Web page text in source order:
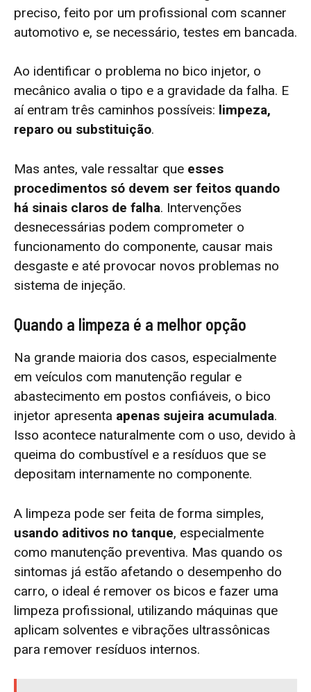
preciso, feito por um profissional com scanner
automotivo e, se necessário, testes em bancada.
Ao identificar o problema no bico injetor, o
mecânico avalia o tipo e a gravidade da falha. E
aí entram três caminhos possíveis: limpeza,
reparo ou substituição.
Mas antes, vale ressaltar que esses
procedimentos só devem ser feitos quando
há sinais claros de falha. Intervenções
desnecessárias podem comprometer o
funcionamento do componente, causar mais
desgaste e até provocar novos problemas no
sistema de injeção.
Quando a limpeza é a melhor opção
Na grande maioria dos casos, especialmente
em veículos com manutenção regular e
abastecimento em postos confiáveis, o bico
injetor apresenta apenas sujeira acumulada.
Isso acontece naturalmente com o uso, devido à
queima do combustível e a resíduos que se
depositam internamente no componente.
A limpeza pode ser feita de forma simples,
usando aditivos no tanque, especialmente
como manutenção preventiva. Mas quando os
sintomas já estão afetando o desempenho do
carro, o ideal é remover os bicos e fazer uma
limpeza profissional, utilizando máquinas que
aplicam solventes e vibrações ultrassônicas
para remover resíduos internos.